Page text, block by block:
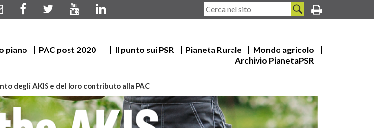
piano PAC post 2020 Il punto sui PSR Pianeta Rurale
Mondo agricolo
Archivio PianetaPSR
degli AKIS e del loro contributo alla PAC